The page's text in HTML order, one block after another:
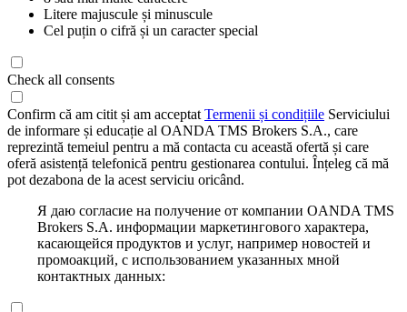
Litere majuscule și minuscule
Cel puțin o cifră și un caracter special
Check all consents
Confirm că am citit și am acceptat Termenii și condițiile Serviciului
de informare și educație al OANDA TMS Brokers S.A., care
reprezintă temeiul pentru a mă contacta cu această ofertă și care
oferă asistență telefonică pentru gestionarea contului. Înțeleg că mă
pot dezabona de la acest serviciu oricând.
Я даю согласие на получение от компании OANDA TMS
Brokers S.A. информации маркетингового характера,
касающейся продуктов и услуг, например новостей и
промоакций, с использованием указанных мной
контактных данных: